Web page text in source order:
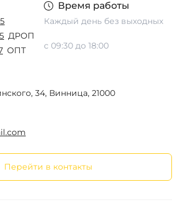
ДРОП
ОПТ
Время работы
Каждый день без выходных
с 09:30 до 18:00
34, Винница, 21000
Перейти в контакты